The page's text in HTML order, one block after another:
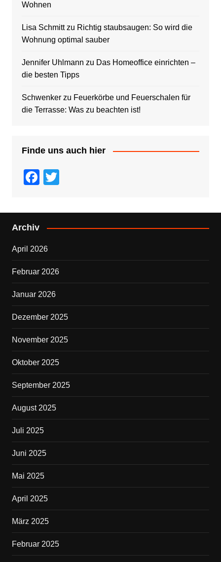
Wohnen
Lisa Schmittzu Richtig staubsaugen: So wird die
Wohnung optimal sauber
Jennifer Uhlmann zu Das Homeoffice einrichten –
die besten Tipps
Schwenkerzu Feuerkörbe und Feuerschalen für
die Terrasse: Was zu beachten ist!
Finde uns auch hier
F
c
e
o
o
k
tt
er
Archiv
April 2026
Februar 2026
Januar 2026
Dezember 2025
November 2025
Oktober 2025
September 2025
August 2025
Juli 2025
Juni 2025
Mai 2025
April 2025
März 2025
Februar 2025